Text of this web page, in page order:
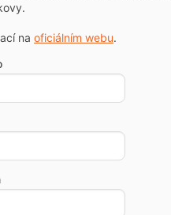
na oficiálním webu.